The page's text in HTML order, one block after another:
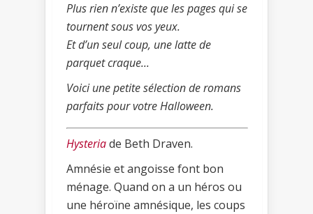
Plus rien n’existe que les pages qui se
tournent sous vos yeux.
Et d’un seul coup, une latte de
parquet craque...
Voici une petite sélection de romans
parfaits pour votre Halloween.
Hysteriade Beth Draven.
Amnésie et angoisse font bon
ménage. Quand on a un héros ou
une héroïne amnésique, les coups